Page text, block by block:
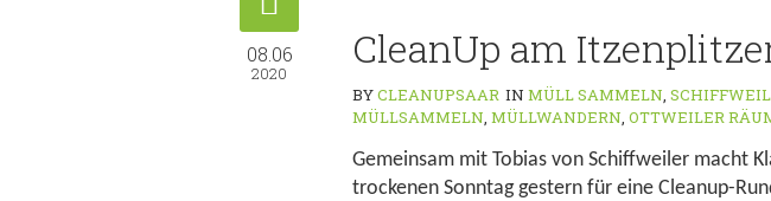
08.06
2020 CleanUp am
BYCLEANUPSAAR IN MÜLL SAMMELN,
MÜLLSAMMELN, MÜLLWANDERN, OTTWEILER
Gemeinsam mit Tobias von Schiffweiler macht
trockenen Sonntag gestern für eine Cleanup-